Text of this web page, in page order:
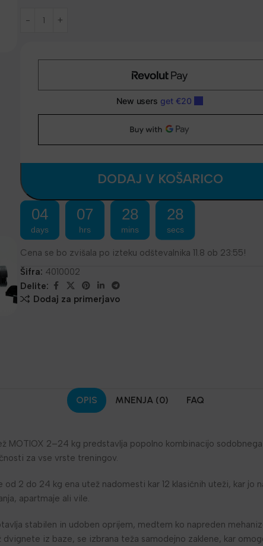
DODAJ V KOŠARICO
04
days
07
hrs
28
mins
28
secs
Cena se bo zvišala po izteku odštevalnika 11.8 ob 23:55!
Šifra: 4010002
Delite:
Dodaj za primerjavo
OPIS MNENJA (0) FAQ
MOTIOX 2–24 kg predstavlja popolno kombinacijo
za vse vrste treningov.
od 2 do 24 kg ena utež nadomesti kar 12 klasičnih uteži, kar jo
apartmaje ali vile.
stabilen in udoben oprijem, medtem ko napreden
iz baze, se izbrana teža samodejno zaklene, kar